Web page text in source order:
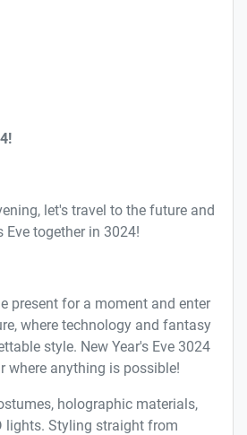
let's travel to the future and
Eve together in 3024!
present for a moment and enter
where technology and fantasy
style. New Year's Eve 3024
where anything is possible!
holographic materials,
lights. Styling straight from